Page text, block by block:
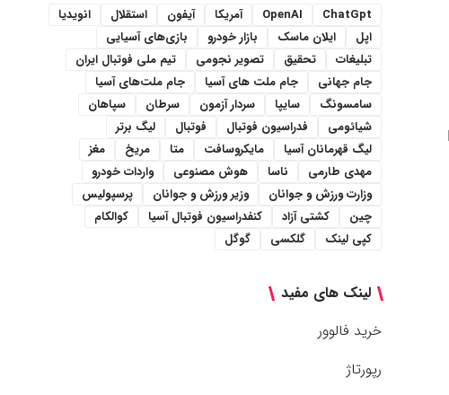
ChatGpt
OpenAI آمریکا آیفون استقلال
انویدیا
اپل
ایلان ماسک بازار خودرو
بازی‌های آسیایی
تبلیغات
تحقیق تصویر نجومی
تیم ملی فوتبال ایران
جام جهانی
جام ملت های آسیا
جام ملت‌های آسیا
سامسونگ
سایپا سردار آزمون سرطان
سپاهان
شیائومی
فدراسیون فوتبال فوتبال
لیگ برتر
لیگ قهرمانان آسیا
مایکروسافت متا مریخ
مغز
مهدی طارمی
ناسا هوش مصنوعی
واردات خودرو
وزارت ورزش و جوانان
وزیر ورزش و جوانان
پرسپولیس
چین
کشتی آزاد کنفدراسیون فوتبال آسیا
کوالکام
کپی لینک
گلکسی گوگل
لینک های مفید
خرید فالوور
رپورتاژ